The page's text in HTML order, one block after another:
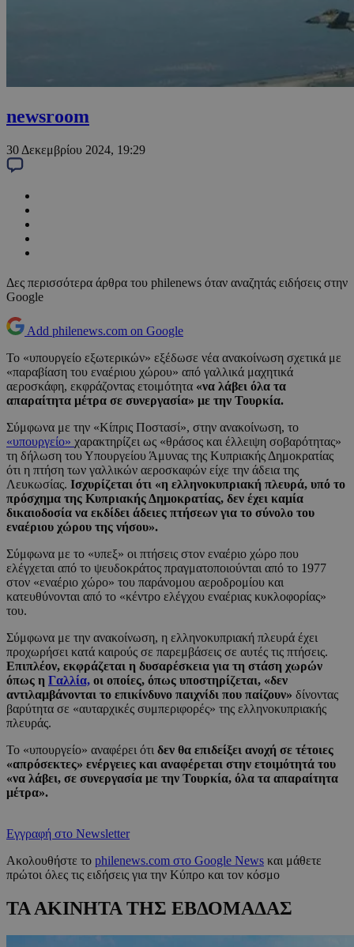
newsroom
30 Δεκεμβρίου 2024, 19:29
Δες περισσότερα άρθρα του philenews όταν αναζητάς ειδήσεις στην
Google
Add philenews.com on Google
Το «υπουργείο εξωτερικών» εξέδωσε νέα ανακοίνωση σχετικά με
«παραβίαση του εναέριου χώρου» από γαλλικά μαχητικά
αεροσκάφη, εκφράζοντας ετοιμότητα «να λάβει όλα τα
απαραίτητα μέτρα σε συνεργασία» με την Τουρκία.
Σύμφωνα με την «Κίπρις Ποστασί», στην ανακοίνωση, το
«υπουργείο» χαρακτηρίζει ως «θράσος και έλλειψη σοβαρότητας»
τη δήλωση του Υπουργείου Άμυνας της Κυπριακής Δημοκρατίας
ότι η πτήση των γαλλικών αεροσκαφών είχε την άδεια της
Λευκωσίας. Ισχυρίζεται ότι «η ελληνοκυπριακή πλευρά, υπό το
πρόσχημα της Κυπριακής Δημοκρατίας, δεν έχει καμία
δικαιοδοσία να εκδίδει άδειες πτήσεων για το σύνολο του
εναέριου χώρου της νήσου».
Σύμφωνα με το «υπεξ» οι πτήσεις στον εναέριο χώρο που
ελέγχεται από το ψευδοκράτος πραγματοποιούνται από το 1977
στον «εναέριο χώρο» του παράνομου αεροδρομίου και
κατευθύνονται από το «κέντρο ελέγχου εναέριας κυκλοφορίας»
του.
Σύμφωνα με την ανακοίνωση, η ελληνοκυπριακή πλευρά έχει
προχωρήσει κατά καιρούς σε παρεμβάσεις σε αυτές τις πτήσεις.
Επιπλέον, εκφράζεται η δυσαρέσκεια για τη στάση χωρών
όπως η Γαλλία, οι οποίες, όπως υποστηρίζεται, «δεν
αντιλαμβάνονται το επικίνδυνο παιχνίδι που παίζουν» δίνοντας
βαρύτητα σε «αυταρχικές συμπεριφορές» της ελληνοκυπριακής
πλευράς.
Το «υπουργείο» αναφέρει ότι δεν θα επιδείξει ανοχή σε τέτοιες
«απρόσεκτες» ενέργειες και αναφέρεται στην ετοιμότητά του
«να λάβει, σε συνεργασία με την Τουρκία, όλα τα απαραίτητα
μέτρα».
Εγγραφή στο Newsletter
Ακολουθήστε το philenews.com στο Google News και μάθετε
πρώτοι όλες τις ειδήσεις για την Κύπρο και τον κόσμο
ΤΑ ΑΚΙΝΗΤΑ ΤΗΣ ΕΒΔΟΜΑΔΑΣ